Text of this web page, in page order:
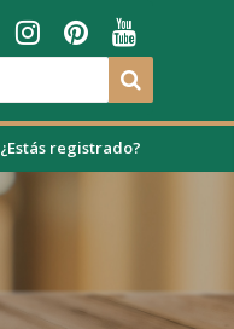
¿Estás registrado?